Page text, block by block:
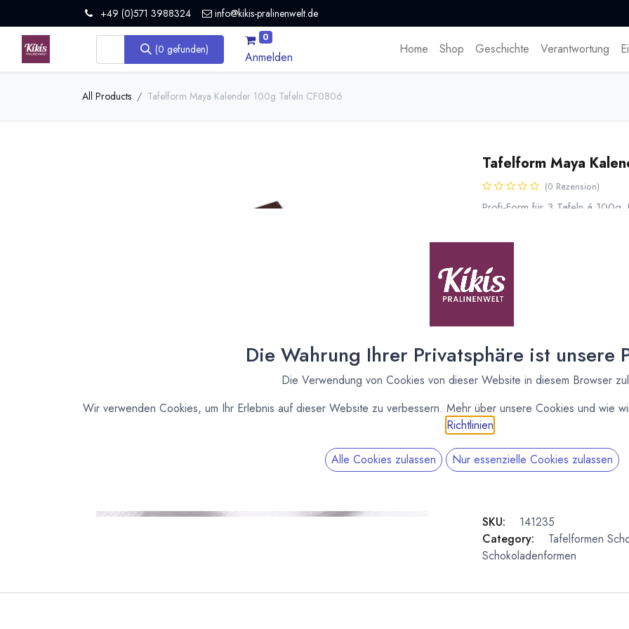
+49 (0)571 3988324 info@kikis-pralinenwelt.de
(0 gefunden)
0
Anmelden
Home Shop Geschichte Verantwortung
All Products Tafelform Maya Kalender 100g Tafeln CF0806
Tafelform Maya
(0 Rezension)
Profi-Form für 3 Tafeln á 100g.
Zu der Form bieten wir
17,85
Lieferzeit: sofort lieferbar
SKU:
141235
Category:
Tafelformen
Schokoladenformen
Die Wahrung Ihrer Privatsphäre ist unsere
Die Verwendung von Cookies von dieser Website in diesem Browser
Wir verwenden Cookies, um Ihr Erlebnis auf dieser Website zu verbessern. Mehr über unsere Cookies und wie
Richtlinien
Alle Cookies zulassen Nur essenzielle Cookies zulassen